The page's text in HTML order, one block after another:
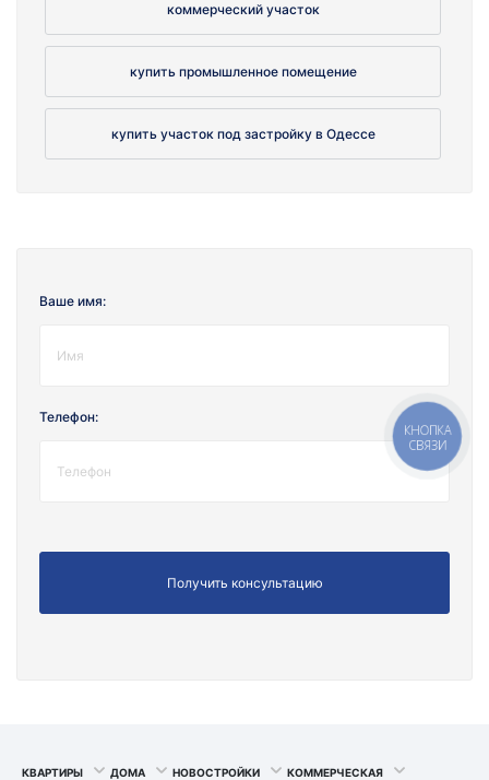
коммерческий участок
купить промышленное помещение
купить участок под застройку в Одессе
Ваше имя:
Телефон:
КВАРТИРЫ ДОМА НОВОСТРОЙКИ КОММЕРЧЕСКАЯ
КНОПКА
СВЯЗИ